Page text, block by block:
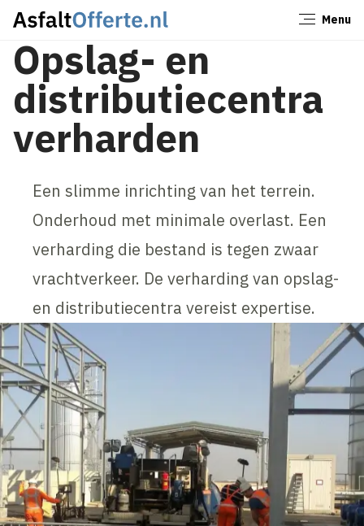
Menu
Opslag- en
distributiecentra
verharden
Een slimme inrichting van het terrein.
Onderhoud met minimale overlast. Een
verharding die bestand is tegen zwaar
vrachtverkeer. De verharding van opslag-
en distributiecentra vereist expertise.
Sluiten